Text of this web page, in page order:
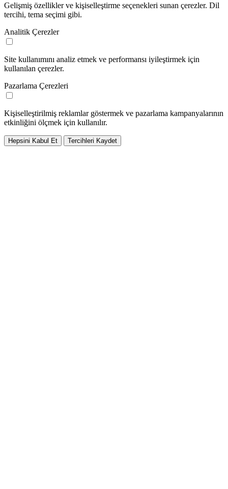
Gelişmiş özellikler ve kişiselleştirme seçenekleri sunan çerezler. Dil
tercihi, tema seçimi gibi.
Analitik Çerezler
Site kullanımını analiz etmek ve performansı iyileştirmek için
kullanılan çerezler.
Pazarlama Çerezleri
Kişiselleştirilmiş reklamlar göstermek ve pazarlama kampanyalarının
etkinliğini ölçmek için kullanılır.
Hepsini Kabul Et Tercihleri Kaydet